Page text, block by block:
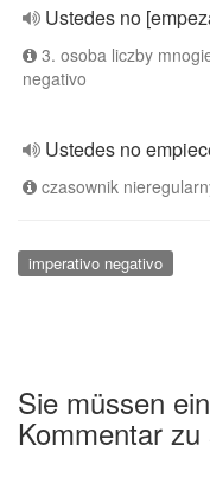
Ustedes no
3. osoba liczby
negativo
Ustedes no
czasownik
imperativo negativo
Sie müssen
Kommentar